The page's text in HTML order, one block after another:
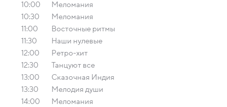
10:00
Меломания
10:30
Меломания
11:00
Восточные ритмы
11:30
Наши нулевые
12:00
Ретро-хит
12:30
Танцуют все
13:00
Сказочная Индия
13:30
Мелодия души
14:00
Меломания